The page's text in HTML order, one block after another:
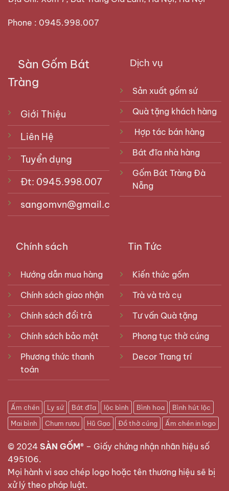
Phone : 0945.998.007
Sàn Gốm Bát
Tràng
Giới Thiệu
Liên Hệ
Tuyển dụng
Đt: 0945.998.007
sangomvn@gmail.com
Dịch vụ
Sản xuất gốm sứ
Quà tặng khách hàng
Hợp tác bán hàng
Bát đĩa nhà hàng
Gốm Bát Tràng Đà
Nẵng
Chính sách
Hướng dẫn mua hàng
Chính sách giao nhận
Chính sách đổi trả
Chính sách bảo mật
Phương thức thanh
toán
Tin Tức
Kiến thức gốm
Trà và trà cụ
Tư vấn Quà tặng
Phong tục thờ cúng
Decor Trang trí
Ấm chén Ly sứ Bát đĩa lộc bình Bình hoa
Bình hút lộc
Mai bình
Chum rượu Hũ Gạo Đồ thờ cúng Ấm chén in logo
© 2024 SÀN GỐM® – Giấy chứng nhận nhãn hiệu số
495106.
Mọi hành vi sao chép logo hoặc tên thương hiệu sẽ bị
xử lý theo pháp luật.